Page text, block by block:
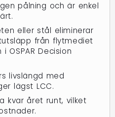
pålning och är enkel
eller stål eliminerar
från flytmediet
OSPAR Decision
livslängd med
lägst LCC.
kvar året runt, vilket